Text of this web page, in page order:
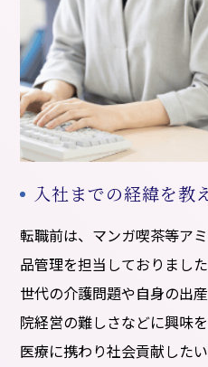
入社までの経緯を教
転職前は、マンガ喫茶等ア
品管理を担当しておりまし
世代の介護問題や自身の出
院経営の難しさなどに興味
医療に携わり社会貢献した